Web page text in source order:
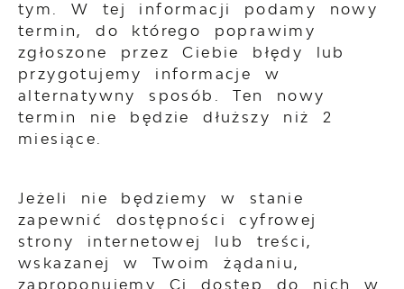
tym. W tej informacji podamy nowy
termin, do którego poprawimy
zgłoszone przez Ciebie błędy lub
przygotujemy informacje w
alternatywny sposób. Ten nowy
termin nie będzie dłuższy niż 2
miesiące.
Jeżeli nie będziemy w stanie
zapewnić dostępności cyfrowej
strony internetowej lub treści,
wskazanej w Twoim żądaniu,
zaproponujemy Ci dostęp do nich w